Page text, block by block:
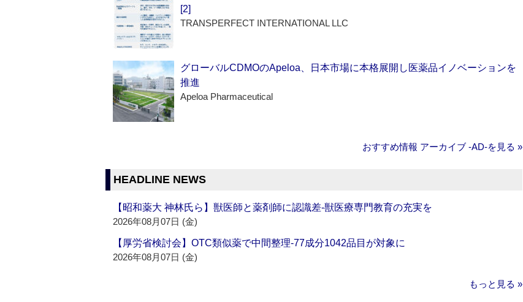
[2]
TRANSPERFECT INTERNATIONAL LLC
グローバルCDMOのApeloa、日本市場に本格展開し医薬品イノベーションを
推進
Apeloa Pharmaceutical
おすすめ情報 アーカイブ ‐AD‐を見る »
HEADLINE NEWS
【昭和薬大 神林氏ら】獣医師と薬剤師に認識差‐獣医療専門教育の充実を
2026年08月07日 (金)
【厚労省検討会】OTC類似薬で中間整理‐77成分1042品目が対象に
2026年08月07日 (金)
もっと見る »